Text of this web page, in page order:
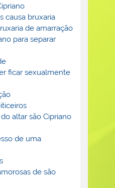
causa bruxaria
de amarração
para separar
ficar sexualmente
altar são Cipriano
de uma
de são